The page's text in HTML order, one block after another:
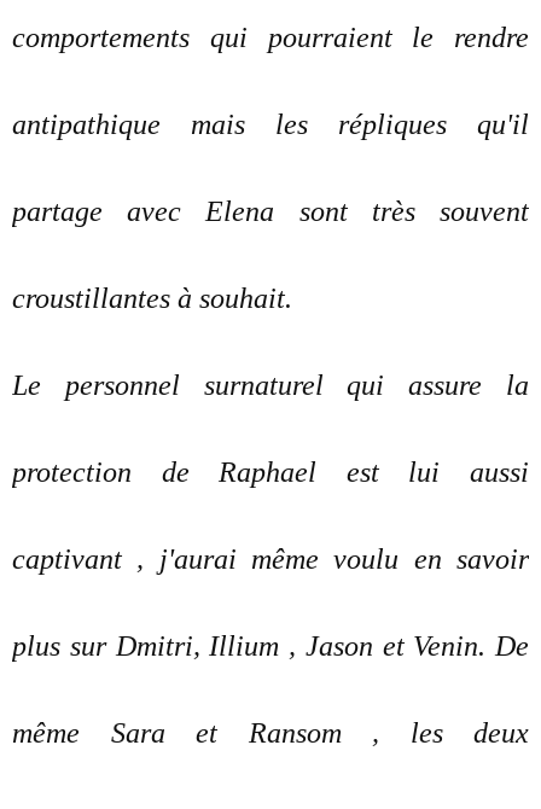
comportements qui pourraient le rendre
antipathique mais les répliques qu'il
partage avec Elena sont très souvent
croustillantes à souhait.
Le personnel surnaturel qui assure la
protection de Raphael est lui aussi
captivant , j'aurai même voulu en savoir
plus sur Dmitri, Illium , Jason et Venin. De
même Sara et Ransom , les deux